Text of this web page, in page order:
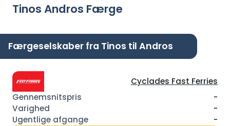
Tinos Andros Færge
Færgeselskaber fra Tinos til Andros
Cyclades Fast Ferries
-
-
-